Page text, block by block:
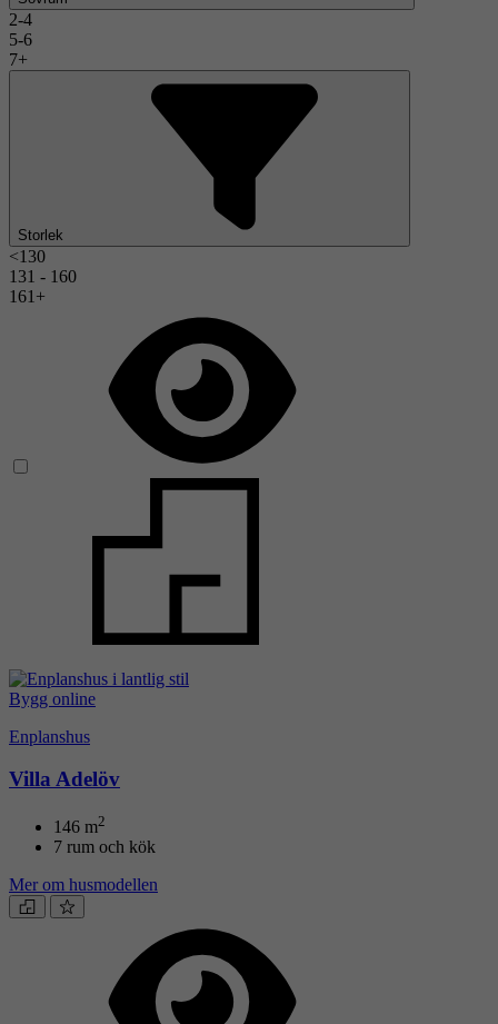
2-4
5-6
7+
Storlek
<130
131 - 160
161+
Bygg online
Enplanshus
Villa Adelöv
146 m2
7 rum och kök
Mer om husmodellen